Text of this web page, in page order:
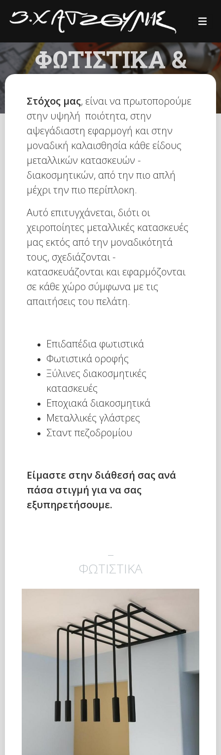
ΦΩΤΙΣΤΙΚΑ &
Στόχος μας, είναι να πρωτοπορούμε
στην υψηλή ποιότητα, στην
αψεγάδιαστη εφαρμογή και στην
μοναδική καλαισθησία κάθε είδους
μεταλλικών κατασκευών -
διακοσμητικών, από την πιο απλή
μέχρι την πιο περίπλοκη.
Αυτό επιτυγχάνεται, διότι οι
χειροποίητες μεταλλικές κατασκευές
μας εκτός από την μοναδικότητά
τους, σχεδιάζονται -
κατασκευάζονται και εφαρμόζονται
σε κάθε χώρο σύμφωνα με τις
απαιτήσεις του πελάτη.
Επιδαπέδια φωτιστικά
Φωτιστικά οροφής
Ξύλινες διακοσμητικές
κατασκευές
Εποχιακά διακοσμητικά
Μεταλλικές γλάστρες
Σταντ πεζοδρομίου
Είμαστε στην διάθεσή σας ανά
πάσα στιγμή για να σας
εξυπηρετήσουμε.
ΦΩΤΙΣΤΙΚΑ